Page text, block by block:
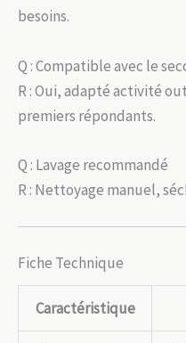
besoins.
Q : Compatible avec le
R : Oui, adapté activité
premiers répondants.
Q : Lavage recommandé
R : Nettoyage manuel,
Fiche Technique
Caractéristique